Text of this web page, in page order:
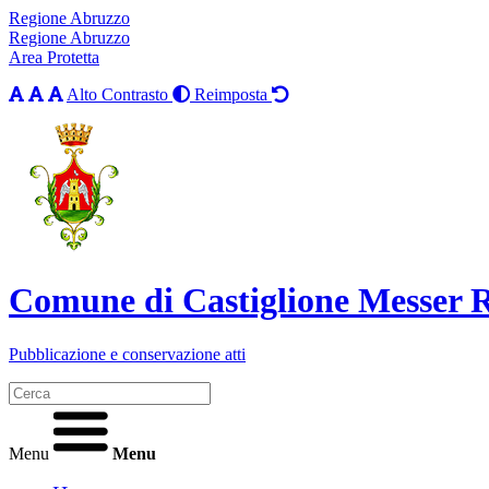
Regione Abruzzo
Regione Abruzzo
Area Protetta
Alto Contrasto
Reimposta
Comune di Castiglione Messer
Pubblicazione e conservazione atti
Menu Menu